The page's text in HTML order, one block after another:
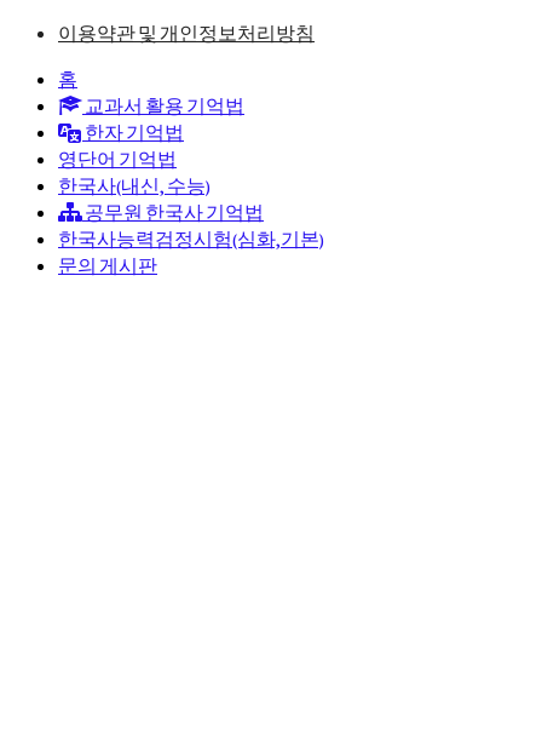
이용약관 및 개인정보처리방침
홈
교과서 활용 기억법
한자 기억법
영단어 기억법
한국사(내신, 수능)
공무원 한국사 기억법
한국사능력검정시험(심화,기본)
문의 게시판